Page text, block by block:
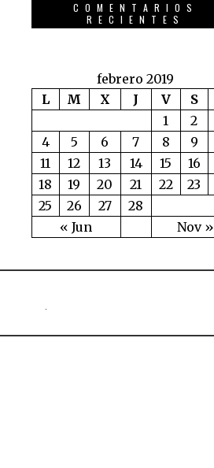
COMENTARIOS
RECIENTES
febrero 2019
L
M X J V S
« Jun Nov »
1 2
4
5 6 7 8 9
11
12 13 14 15 16
18
19 20 21 22 23
25
26 27 28